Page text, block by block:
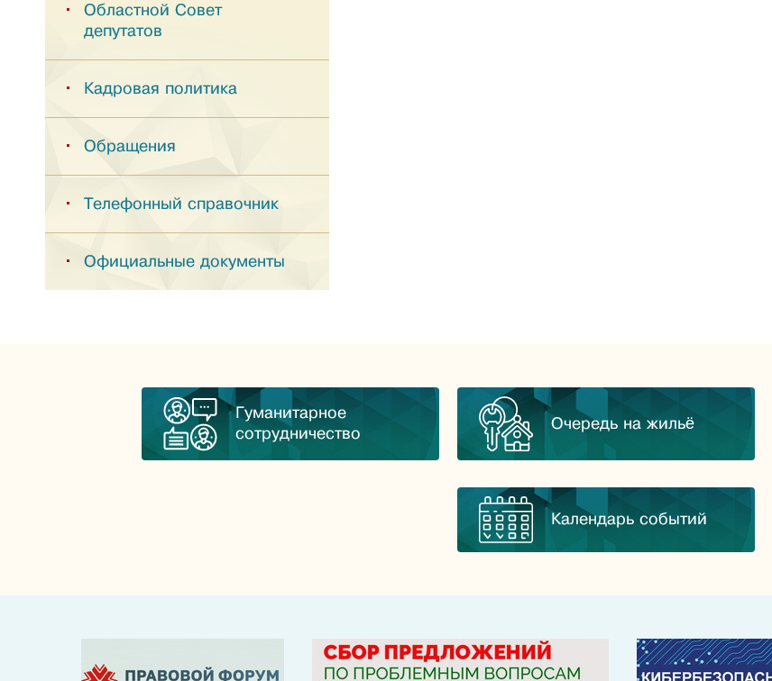
Областной Совет
депутатов
Кадровая политика
Обращения
Телефонный справочник
Официальные документы
Гуманитарное
сотрудничество
Очередь на жильё
Календарь событий